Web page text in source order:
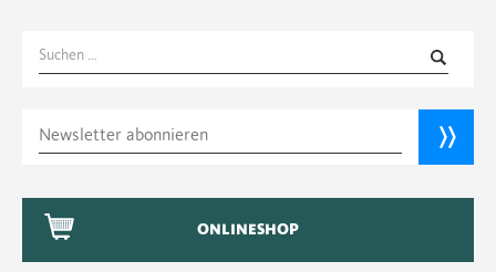
Suchen
nach:
ONLINESHOP